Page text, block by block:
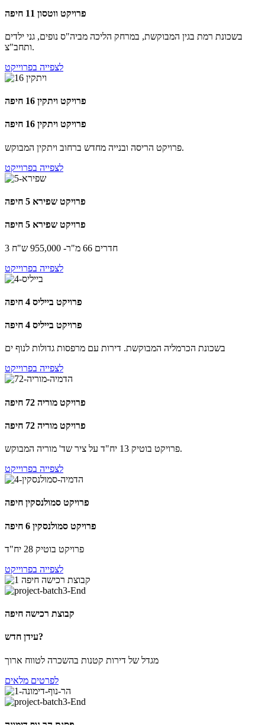
פרויקט ווטסון 11 חיפה
בשכונת רמת בגין המבוקשת, במרחק הליכה מביה"ס נופים, גני ילדים
ותחב"צ.
לצפייה בפרוייקט
פרויקט ויתקין 16 חיפה
פרויקט ויתקין 16 חיפה
פרויקט הריסה ובנייה מחדש ברחוב ויתקין המבוקש.
לצפייה בפרוייקט
פרויקט שפירא 5 חיפה
פרויקט שפירא 5 חיפה
3 חדרים 66 מ"ר- 955,000 ש"ח
לצפייה בפרוייקט
פרויקט בייליס 4 חיפה
פרויקט בייליס 4 חיפה
בשכונת הכרמליה המבוקשת. דירות עם מרפסות גדולות לנוף ים
לצפייה בפרוייקט
פרויקט מוריה 72 חיפה
פרויקט מוריה 72 חיפה
פרויקט בוטיק 13 יח"ד על ציר שד' מוריה המבוקש.
לצפייה בפרוייקט
פרויקט סמולנסקין חיפה
פרויקט סמולנסקין 6 חיפה
פרויקט בוטיק 28 יח"ד
לצפייה בפרוייקט
קבוצת רכישה חיפה
עידן חדש?
מגדל של דירות קטנות בהשכרה לטווח ארוך
לפרטים מלאים